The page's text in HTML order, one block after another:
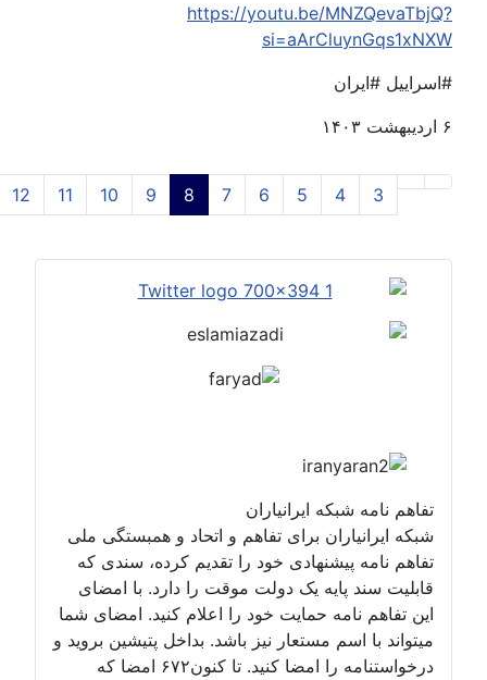
https://youtu.be/
#ایران
صفحه8 از14 3
4
11
12
نامه شبکه ایرانیاران
ایرانیاران برای تفاهم و اتحاد و همبستگی ملی
نامه پیشنهادی خود را تقدیم کرده، سندی که
سند پایه یک دولت موقت را دارد. با امضای
تفاهم نامه حمایت خود را اعلام کنید. امضای شما
با اسم مستعار نیز باشد. بداخل پتیشین بروید و
درخواستنامه را امضا کنید. تا کنون۶۷۲ امضا که